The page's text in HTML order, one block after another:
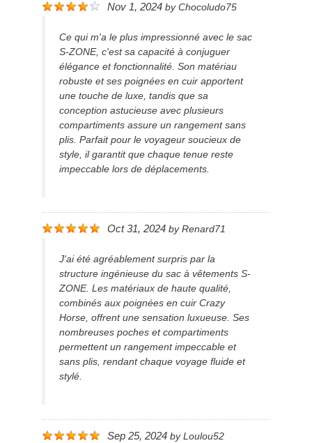
Nov 1, 2024 by Chocoludo75
Ce qui m'a le plus impressionné avec le sac
S-ZONE, c'est sa capacité à conjuguer
élégance et fonctionnalité. Son matériau
robuste et ses poignées en cuir apportent
une touche de luxe, tandis que sa
conception astucieuse avec plusieurs
compartiments assure un rangement sans
plis. Parfait pour le voyageur soucieux de
style, il garantit que chaque tenue reste
impeccable lors de déplacements.
Oct 31, 2024 by Renard71
J'ai été agréablement surpris par la
structure ingénieuse du sac à vêtements S-
ZONE. Les matériaux de haute qualité,
combinés aux poignées en cuir Crazy
Horse, offrent une sensation luxueuse. Ses
nombreuses poches et compartiments
permettent un rangement impeccable et
sans plis, rendant chaque voyage fluide et
stylé.
Sep 25, 2024 by Loulou52